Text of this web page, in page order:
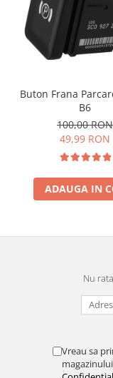
Buton Frana
B6
100,00 RON
49,99 RON
ADAUGA IN
Nu
Vreau sa